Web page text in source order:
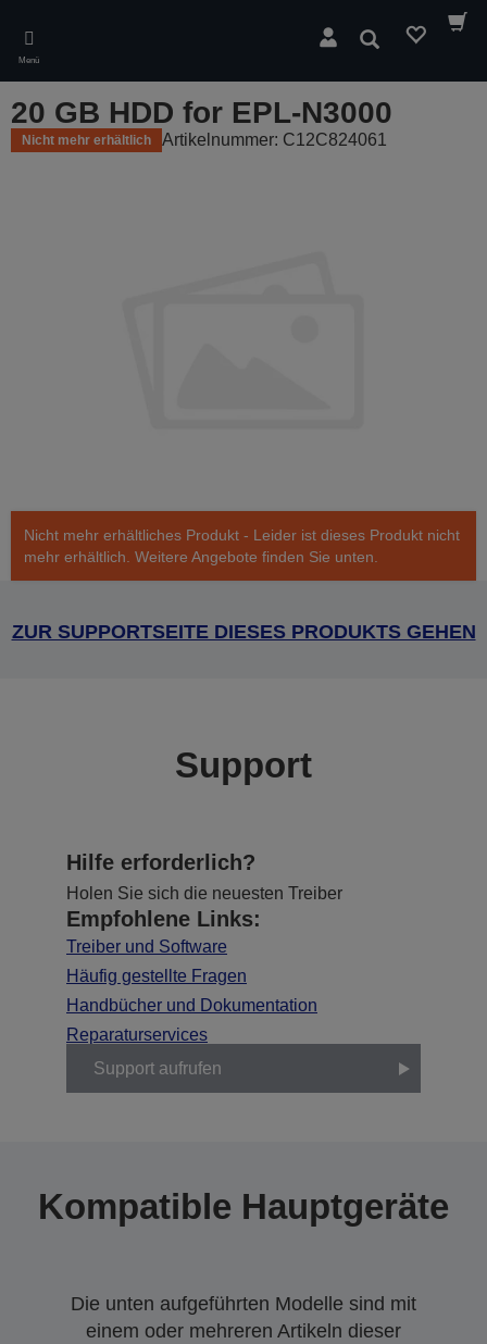
main
content
Menü
Suchen
20 GB HDD for EPL-N3000
Nicht mehr erhältlich Artikelnummer: C12C824061
Nicht mehr erhältliches Produkt - Leider ist dieses Produkt nicht
mehr erhältlich. Weitere Angebote finden Sie unten.
ZUR SUPPORTSEITE DIESES PRODUKTS GEHEN
Support
Hilfe erforderlich?
Holen Sie sich die neuesten Treiber
Empfohlene Links:
Treiber und Software
Häufig gestellte Fragen
Handbücher und Dokumentation
Reparaturservices
Support aufrufen
Kompatible Hauptgeräte
Die unten aufgeführten Modelle sind mit
einem oder mehreren Artikeln dieser